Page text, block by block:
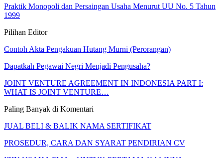
Praktik Monopoli dan Persaingan Usaha Menurut UU No. 5 Tahun
1999
Pilihan Editor
Contoh Akta Pengakuan Hutang Murni (Perorangan)
Dapatkah Pegawai Negri Menjadi Pengusaha?
JOINT VENTURE AGREEMENT IN INDONESIA PART I:
WHAT IS JOINT VENTURE…
Paling Banyak di Komentari
JUAL BELI & BALIK NAMA SERTIFIKAT
PROSEDUR, CARA DAN SYARAT PENDIRIAN CV